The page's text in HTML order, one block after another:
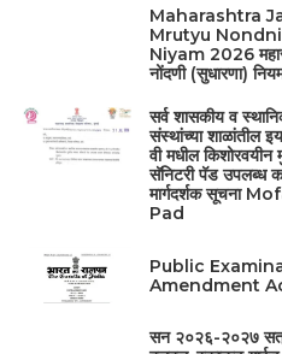
Maharashtra
Mrutyu
Niyam 2026
नोंदणी (सुधारणा)
सर्व शासकीय व
संस्थांच्या शाळांतील
वी मधील किशोरवयीन
सॅनिटरी पॅड उपलब्ध
मार्गदर्शक सूचना
Pad
Public
Amendment
सन २०२६-२०२७